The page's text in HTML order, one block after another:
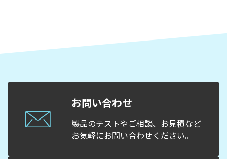
お問い合わせ
製品のテストやご相談、お見積など
お気軽にお問い合わせください。